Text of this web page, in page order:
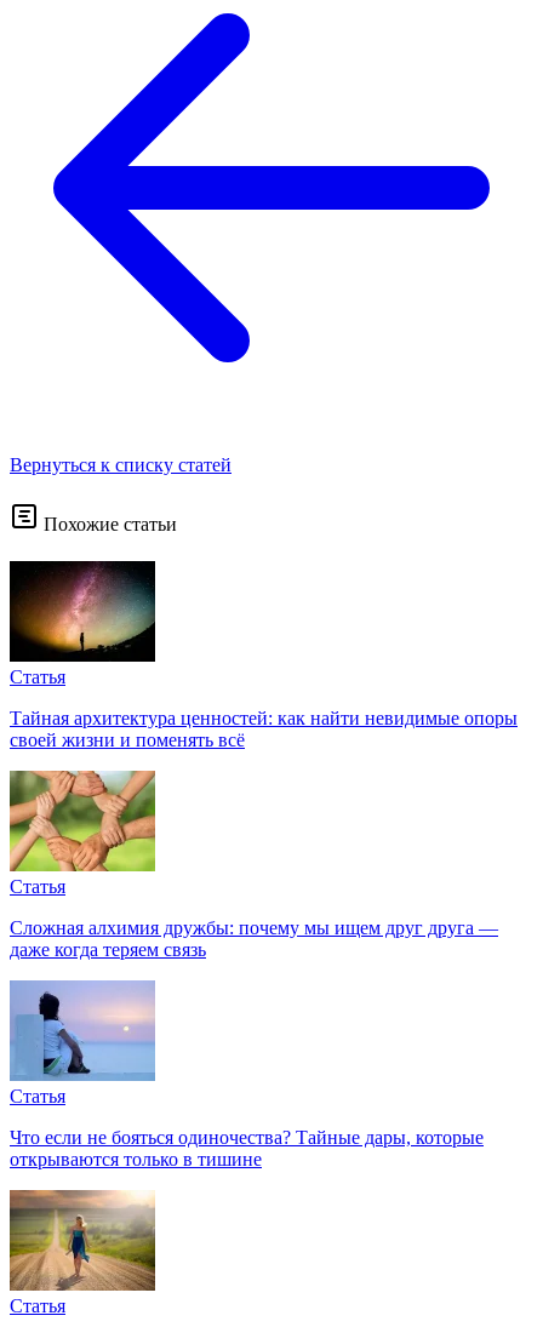
Вернуться к списку статей
Похожие статьи
Статья
Тайная архитектура ценностей: как найти невидимые опоры
своей жизни и поменять всё
Статья
Сложная алхимия дружбы: почему мы ищем друг друга —
даже когда теряем связь
Статья
Что если не бояться одиночества? Тайные дары, которые
открываются только в тишине
Статья